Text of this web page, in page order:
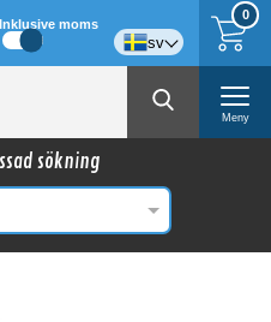
0
Inklusive moms
sv
Meny
sökning